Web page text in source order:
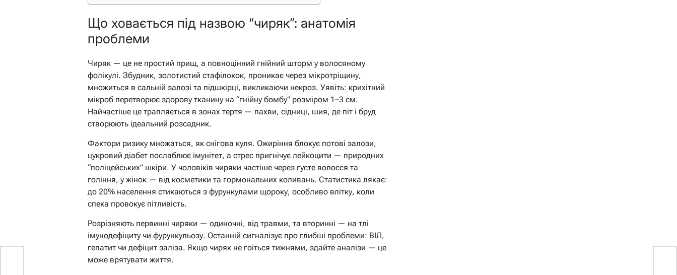
Що ховається під назвою “чиряк”: анатомія
проблеми
Чиряк — це не простий прищ, а повноцінний гнійний шторм у волосяному
фолікулі. Збудник, золотистий стафілокок, проникає через мікротріщину,
множиться в сальній залозі та підшкірці, викликаючи некроз. Уявіть: крихітний
мікроб перетворює здорову тканину на “гнійну бомбу” розміром 1–3 см.
Найчастіше це трапляється в зонах тертя — пахви, сідниці, шия, де піт і бруд
створюють ідеальний розсадник.
Фактори ризику множаться, як снігова куля. Ожиріння блокує потові залози,
цукровий діабет послаблює імунітет, а стрес пригнічує лейкоцити — природних
“поліцейських” шкіри. У чоловіків чиряки частіше через густе волосся та
гоління, у жінок — від косметики та гормональних коливань. Статистика лякає:
до 20% населення стикаються з фурункулами щороку, особливо влітку, коли
спека провокує пітливість.
Розрізняють первинні чиряки — одиночні, від травми, та вторинні — на тлі
імунодефіциту чи фурункульозу. Останній сигналізує про глибші проблеми: ВІЛ,
гепатит чи дефіцит заліза. Якщо чиряк не гоїться тижнями, здайте аналізи — це
може врятувати життя.